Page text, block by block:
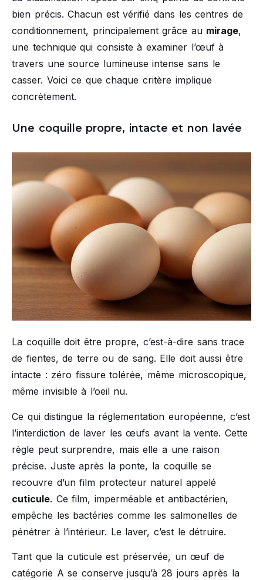
bien précis. Chacun est vérifié dans les centres de
conditionnement, principalement grâce au mirage,
une technique qui consiste à examiner l’œuf à
travers une source lumineuse intense sans le
casser. Voici ce que chaque critère implique
concrètement.
Une coquille propre, intacte et non lavée
La coquille doit être propre, c’est-à-dire sans trace
de fientes, de terre ou de sang. Elle doit aussi être
intacte : zéro fissure tolérée, même microscopique,
même invisible à l’oeil nu.
Ce qui distingue la réglementation européenne, c’est
l’interdiction de laver les œufs avant la vente. Cette
règle peut surprendre, mais elle a une raison
précise. Juste après la ponte, la coquille se
recouvre d’un film protecteur naturel appelé
cuticule. Ce film, imperméable et antibactérien,
empêche les bactéries comme les salmonelles de
pénétrer à l’intérieur. Le laver, c’est le détruire.
Tant que la cuticule est préservée, un œuf de
catégorie A se conserve jusqu’à 28 jours après la